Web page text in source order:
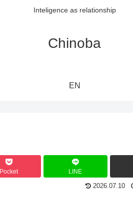
Inteligence as relationship
Chinoba
EN
Pocket LINE
2026.07.10